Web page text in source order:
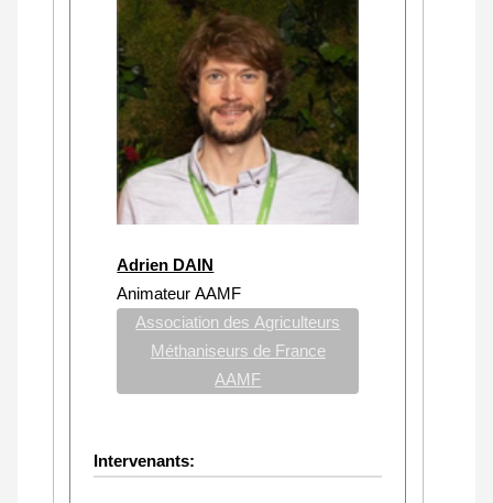
Adrien DAIN
Animateur AAMF
Association des Agriculteurs
Méthaniseurs de France
AAMF
Intervenants: